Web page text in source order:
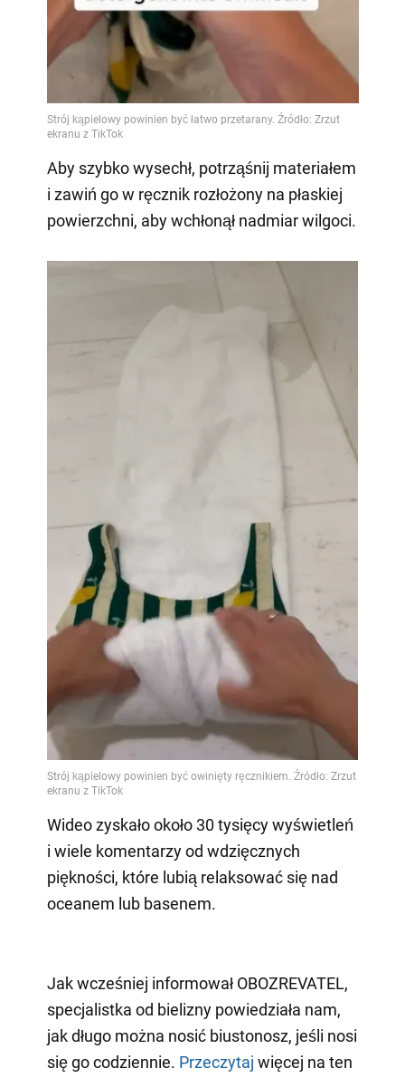
Aby szybko wysechł, potrząśnij materiałem
i zawiń go w ręcznik rozłożony na płaskiej
powierzchni, aby wchłonął nadmiar wilgoci.
Wideo zyskało około 30 tysięcy wyświetleń
i wiele komentarzy od wdzięcznych
piękności, które lubią relaksować się nad
oceanem lub basenem.
Jak wcześniej informował OBOZREVATEL,
specjalistka od bielizny powiedziała nam,
jak długo można nosić biustonosz, jeśli nosi
się go codziennie. Przeczytaj więcej na ten